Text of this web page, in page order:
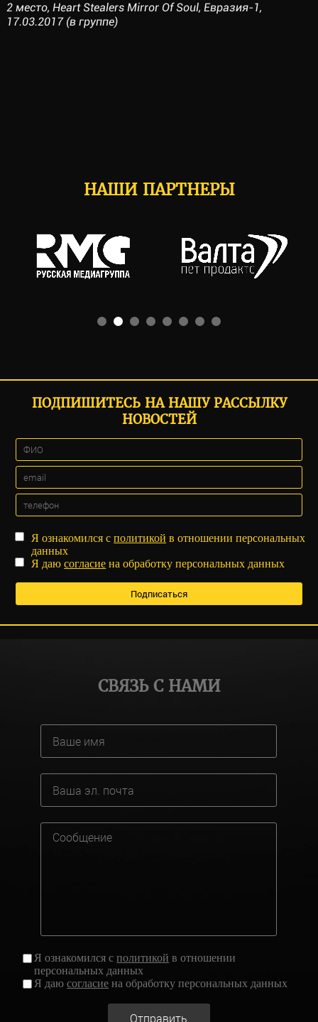
2 место, Heart Stealers Mirror Of Soul, Евразия-1,
17.03.2017 (в группе)
НАШИ ПАРТНЕРЫ
ПОДПИШИТЕСЬ НА НАШУ РАССЫЛКУ
НОВОСТЕЙ
Я ознакомился сполитикой в отношении персональных
данных
Я даюсогласие на обработку персональных данных
СВЯЗЬ С НАМИ
Я ознакомился сполитикой в отношении
персональных данных
Я даюсогласие на обработку персональных данных
Отправить